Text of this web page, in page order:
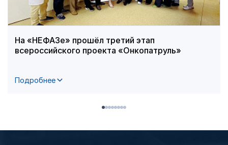
На «НЕФАЗе» прошёл третий этап
всероссийского проекта «Онкопатруль»
Подробнее